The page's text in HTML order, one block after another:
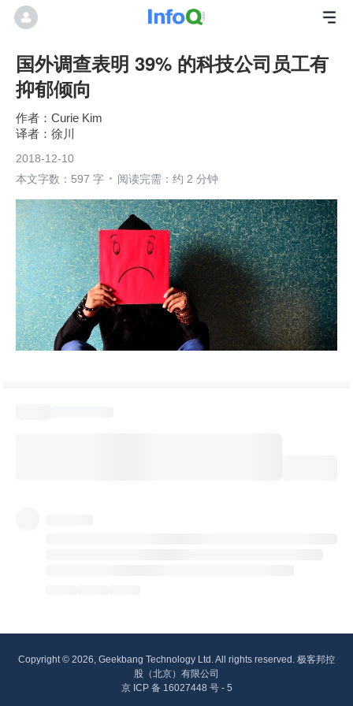
国外调查表明 39% 的科技公司员工有
抑郁倾向
Curie Kim
徐川
2018-12-10
本文字数：597 字
阅读完需：约 2 分钟
Copyright © 2026, Geekbang Technology Ltd. All rights reserved. 极客邦控
股（北京）有限公司
京 ICP 备 16027448 号 - 5